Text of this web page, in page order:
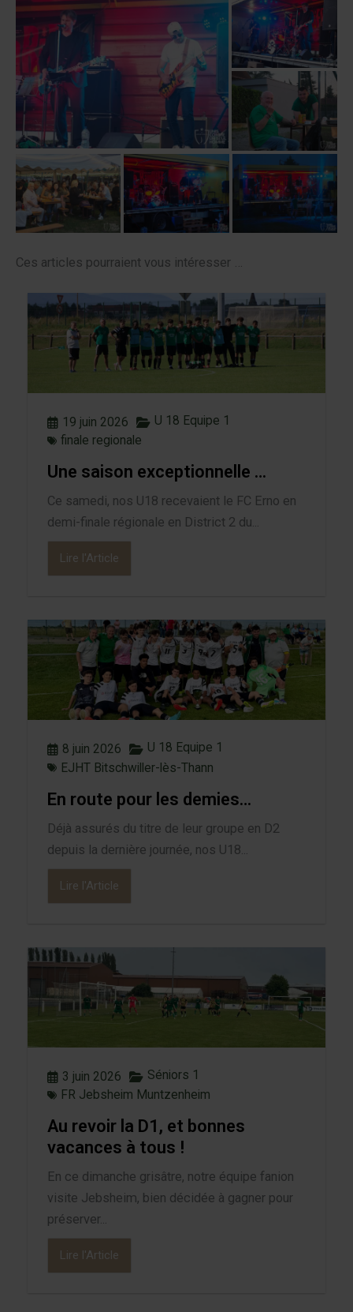
Ces articles pourraient vous intéresser …
19 juin 2026
U 18 Equipe 1
finale regionale
Une saison exceptionnelle …
Ce samedi, nos U18 recevaient le FC Erno en
demi-finale régionale en District 2 du...
Lire l'Article
8 juin 2026
U 18 Equipe 1
EJHT Bitschwiller-lès-Thann
En route pour les demies…
Déjà assurés du titre de leur groupe en D2
depuis la dernière journée, nos U18...
Lire l'Article
3 juin 2026
Séniors 1
FR Jebsheim Muntzenheim
Au revoir la D1, et bonnes
vacances à tous !
En ce dimanche grisâtre, notre équipe fanion
visite Jebsheim, bien décidée à gagner pour
préserver...
Lire l'Article